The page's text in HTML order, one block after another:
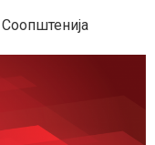
Соопштенија